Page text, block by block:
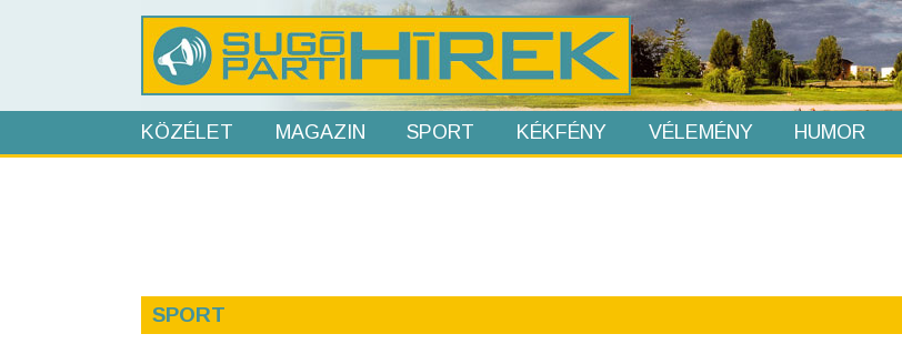
KÖZÉLET MAGAZIN SPORT KÉKFÉNY VÉLEMÉNY HUMOR
SPORT